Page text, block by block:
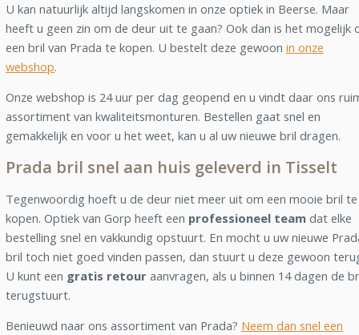
U kan natuurlijk altijd langskomen in onze optiek in Beerse. Maar
heeft u geen zin om de deur uit te gaan? Ook dan is het mogelijk
een bril van Prada te kopen. U bestelt deze gewoon in onze
webshop.
Onze webshop is 24 uur per dag geopend en u vindt daar ons
assortiment van kwaliteitsmonturen. Bestellen gaat snel en
gemakkelijk en voor u het weet, kan u al uw nieuwe bril dragen.
Prada bril snel aan huis geleverd in Tisselt
Tegenwoordig hoeft u de deur niet meer uit om een mooie bril te
kopen. Optiek van Gorp heeft een professioneel team dat elke
bestelling snel en vakkundig opstuurt. En mocht u uw nieuwe
bril toch niet goed vinden passen, dan stuurt u deze gewoon
U kunt een gratis retour aanvragen, als u binnen 14 dagen de
terugstuurt.
Benieuwd naar ons assortiment van Prada? Neem dan snel een